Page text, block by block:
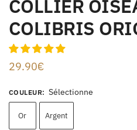
COLLIER
COLIBRIS
29.90€
COULEUR: Sélectionne
Or Argent